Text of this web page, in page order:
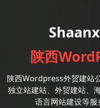
陕西
陕西Wordpress外贸建站
独立站建站、外贸建站、
语言网站建设等服